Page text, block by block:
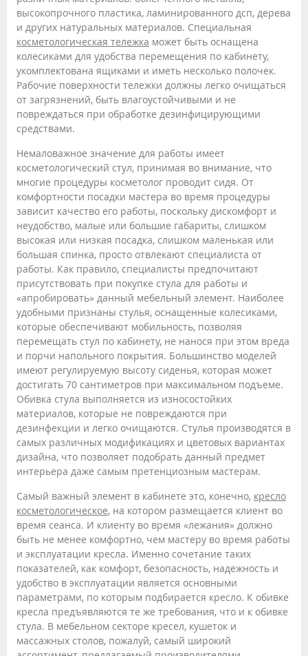
высокопрочного пластика, ламинированного дсп, дерева
и других натуральных материалов. Специальная
косметологическая тележка может быть оснащена
колесиками для удобства перемещения по кабинету,
укомплектована ящиками и иметь несколько полочек.
Рабочие поверхности тележки должны легко очищаться
от загрязнений, быть влагоустойчивыми и не
повреждаться при обработке дезинфицирующими
средствами.
Немаловажное значение для работы имеет
косметологический стул, принимая во внимание, что
многие процедуры косметолог проводит сидя. От
комфортности посадки мастера во время процедуры
зависит качество его работы, поскольку дискомфорт и
неудобство, малые или большие габариты, слишком
высокая или низкая посадка, слишком маленькая или
большая спинка, просто отвлекают специалиста от
работы. Как правило, специалисты предпочитают
присутствовать при покупке стула для работы и
«апробировать» данный мебельный элемент. Наиболее
удобными признаны стулья, оснащенные колесиками,
которые обеспечивают мобильность, позволяя
перемещать стул по кабинету, не нанося при этом вреда
и порчи напольного покрытия. Большинство моделей
имеют регулируемую высоту сиденья, которая может
достигать 70 сантиметров при максимальном подъеме.
Обивка стула выполняется из износостойких
материалов, которые не повреждаются при
дезинфекции и легко очищаются. Стулья производятся в
самых различных модификациях и цветовых вариантах
дизайна, что позволяет подобрать данный предмет
интерьера даже самым претенциозным мастерам.
Самый важный элемент в кабинете это, конечно, кресло
косметологическое, на котором размещается клиент во
время сеанса. И клиенту во время «лежания» должно
быть не менее комфортно, чем мастеру во время работы
и эксплуатации кресла. Именно сочетание таких
показателей, как комфорт, безопасность, надежность и
удобство в эксплуатации является основными
параметрами, по которым подбирается кресло. К обивке
кресла предъявляются те же требования, что и к обивке
стула. В мебельном секторе кресел, кушеток и
массажных столов, пожалуй, самый широкий